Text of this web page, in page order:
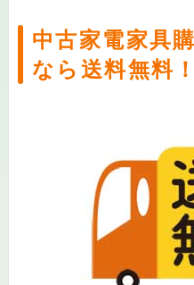
テレビ映像機器
PC・
ソフト・ゲーム
ブラ
アンティーク・ヴィン
車椅子・介護用品
鉄
おもちゃ・ホビー
エ
アウトドア用品
スポ
買取受付番号：【0120-
テーブル
デスク
洋服古着
食器・キッ
総合リサイクルショップ
り出し物や商品を販売し
中古家電家具
なら送料無料